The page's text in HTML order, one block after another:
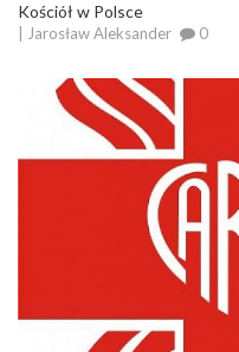
Kościół w Polsce
| Jarosław Aleksander 0